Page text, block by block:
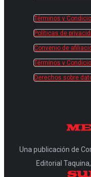
Términos y
Políticas de
Convenio de
Términos y
Derechos sobre
Una publicación de
Editorial